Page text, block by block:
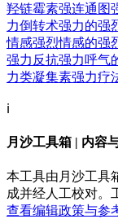
羟链霉素强连通图
力倒转术强力的强
情感强烈情感的强
强力反抗强力呼气
力类凝集素强力疗
ℹ️
月沙工具箱 | 内容
本工具由月沙工具
成并经人工校对。
查看编辑政策与参